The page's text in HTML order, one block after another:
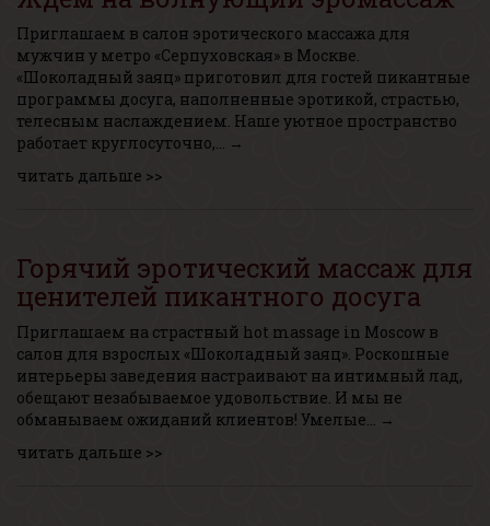
Приглашаем в салон эротического массажа для
мужчин у метро «Серпуховская» в Москве.
«Шоколадный заяц» приготовил для гостей пикантные
программы досуга, наполненные эротикой, страстью,
телесным наслаждением. Наше уютное пространство
работает круглосуточно,… →
читать дальше >>
Горячий эротический массаж для
ценителей пикантного досуга
Приглашаем на страстный hot massage in Moscow в
салон для взрослых «Шоколадный заяц». Роскошные
интерьеры заведения настраивают на интимный лад,
обещают незабываемое удовольствие. И мы не
обманываем ожиданий клиентов! Умелые… →
читать дальше >>